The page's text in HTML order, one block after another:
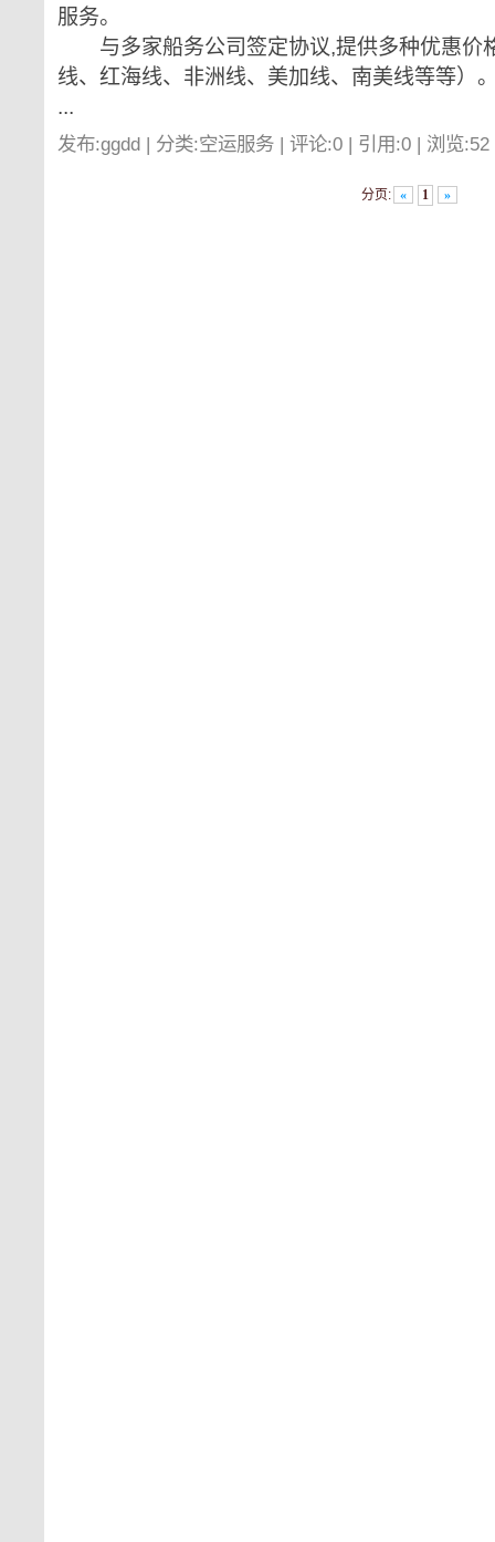
服务。
与多家船务公司签定协议,提供多种优惠价
线、红海线、非洲线、美加线、南美线等等）
...
发布:ggdd | 分类:空运服务 | 评论:0 | 引用:0 | 浏览:52
分页: « 1 »